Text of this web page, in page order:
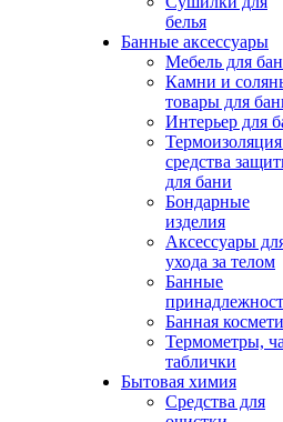
белья
Банные аксессуары
Мебель для
Камни и
товары для
Интерьер для
средства
для бани
Бондарные
изделия
Аксеcсуары
ухода за телом
Банные
Банная
Термометры,
таблички
Бытовая химия
Средства для